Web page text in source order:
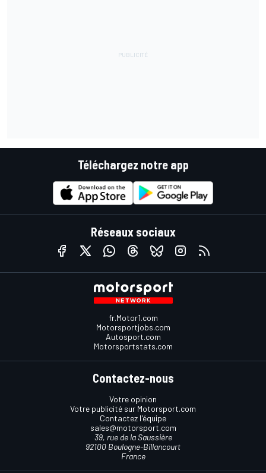
Téléchargez notre app
Réseaux sociaux
fr.Motor1.com
Motorsportjobs.com
Autosport.com
Motorsportstats.com
Contactez-nous
Votre opinion
Votre publicité sur Motorsport.com
Contactez l'équipe
sales@motorsport.com
39, rue de la Saussière
92100 Boulogne-Billancourt
France